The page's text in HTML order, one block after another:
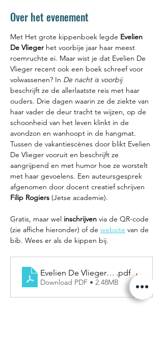
Over het evenement
Met Het grote kippenboek legde Evelien
De Vlieger het voorbije jaar haar meest
roemruchte ei. Maar wist je dat Evelien De
Vlieger recent ook een boek schreef voor
volwassenen? In De nacht is voorbij
beschrijft ze de allerlaatste reis met haar
ouders. Drie dagen waarin ze de ziekte van
haar vader de deur tracht te wijzen, op de
schoonheid van het leven klinkt in de
avondzon en wanhoopt in de hangmat.
Tussen de vakantiescènes door blikt Evelien
De Vlieger vooruit en beschrijft ze
aangrijpend en met humor hoe ze worstelt
met haar gevoelens. Een auteursgesprek
afgenomen door docent creatief schrijven
Filip Rogiers (Jetse academie).
Gratis, maar wel inschrijven via de QR-code
(zie affiche hieronder) of de website van de
bib. Wees er als de kippen bij.
Evelien De Vlieger (3) .pdf
Download PDF • 2.48MB